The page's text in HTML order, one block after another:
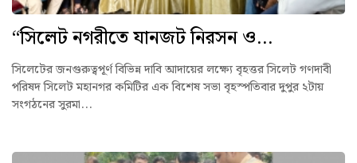
“সিলেট নগরীতে যানজট নিরসন ও...
সিলেটের জনগুরুত্বপূর্ণ বিভিন্ন দাবি আদায়ের লক্ষ্যে বৃহত্তর সিলেট গণদাবী
পরিষদ সিলেট মহানগর কমিটির এক বিশেষ সভা বৃহস্পতিবার দুপুর ২টায়
সংগঠনের সুরমা...